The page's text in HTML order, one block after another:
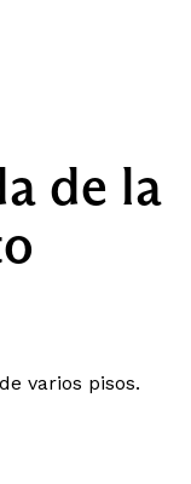
de la
varios pisos.